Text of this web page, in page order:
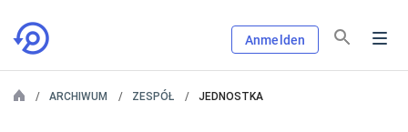
Anmelden
ARCHIWUM ZESPÓŁ JEDNOSTKA